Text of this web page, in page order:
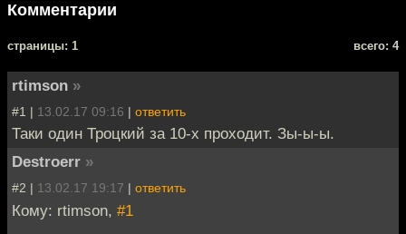
Комментарии
cтраницы: 1 всего: 4
rtimson »
#1 | 13.02.17 09:16 | ответить
Таки один Троцкий за 10-х проходит. Зы-ы-ы.
Destroerr »
#2 | 13.02.17 19:17 | ответить
Кому: rtimson, #1